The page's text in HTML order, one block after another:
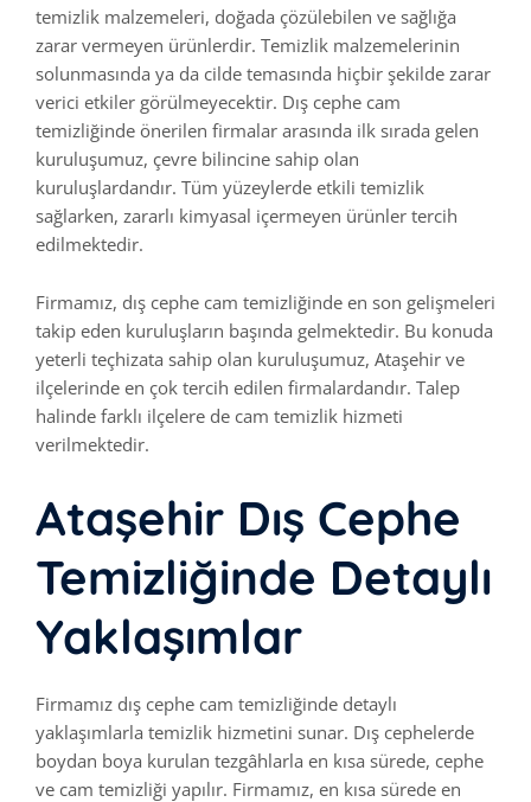
temizlik malzemeleri, doğada çözülebilen ve sağlığa
zarar vermeyen ürünlerdir. Temizlik malzemelerinin
solunmasında ya da cilde temasında hiçbir şekilde zarar
verici etkiler görülmeyecektir. Dış cephe cam
temizliğinde önerilen firmalar arasında ilk sırada gelen
kuruluşumuz, çevre bilincine sahip olan
kuruluşlardandır. Tüm yüzeylerde etkili temizlik
sağlarken, zararlı kimyasal içermeyen ürünler tercih
edilmektedir.
Firmamız, dış cephe cam temizliğinde en son gelişmeleri
takip eden kuruluşların başında gelmektedir. Bu konuda
yeterli teçhizata sahip olan kuruluşumuz, Ataşehir ve
ilçelerinde en çok tercih edilen firmalardandır. Talep
halinde farklı ilçelere de cam temizlik hizmeti
verilmektedir.
Ataşehir Dış Cephe
Temizliğinde Detaylı
Yaklaşımlar
Firmamız dış cephe cam temizliğinde detaylı
yaklaşımlarla temizlik hizmetini sunar. Dış cephelerde
boydan boya kurulan tezgâhlarla en kısa sürede, cephe
ve cam temizliği yapılır. Firmamız, en kısa sürede en